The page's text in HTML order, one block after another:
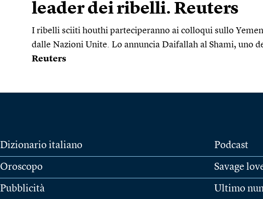
leader dei ribelli. Reuters
I ribelli sciiti houthi parteciperanno ai colloqui sullo
dalle Nazioni Unite. Lo annuncia Daifallah al Shami, uno
Reuters
Dizionario italiano
Oroscopo
Pubblicità
Podcast
Savage
Ultimo